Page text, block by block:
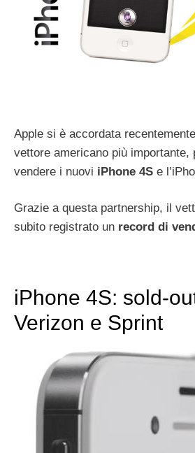
Apple si è accordata
vettore americano più importante,
vendere i nuovi iPhone 4S e
Grazie a questa partnership, il
subito registrato un record di
iPhone 4S: sold-
Verizon e Sprint